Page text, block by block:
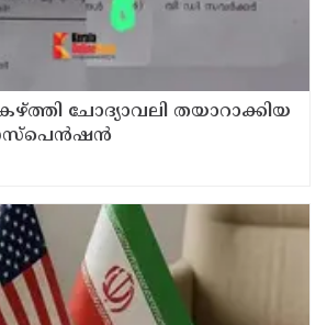
ചോദ്യാവലി തയാറാക്കിയ